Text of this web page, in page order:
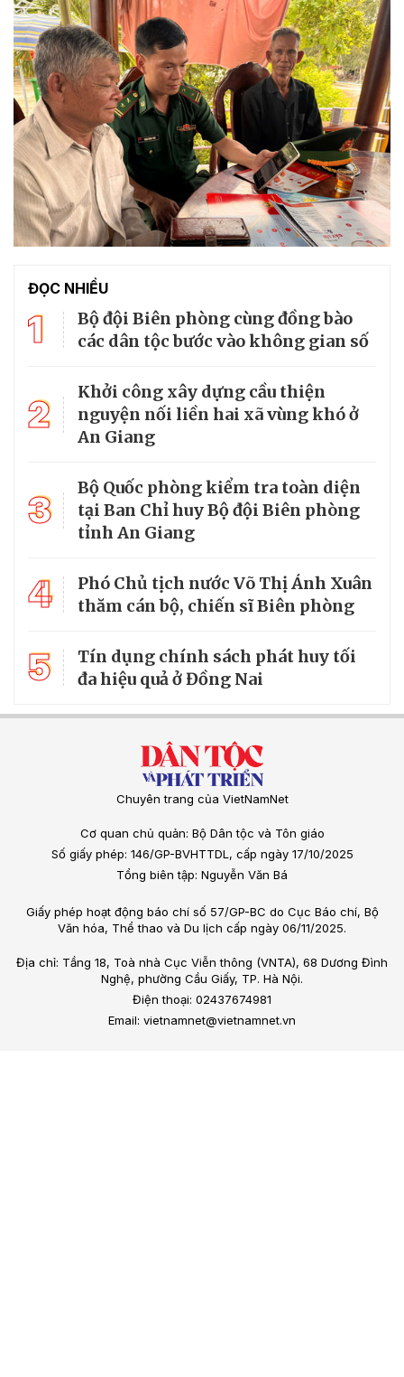
ĐỌC NHIỀU
1
Bộ đội Biên phòng cùng đồng bào
các dân tộc bước vào không gian số
2
Khởi công xây dựng cầu thiện
nguyện nối liền hai xã vùng khó ở
An Giang
3
Bộ Quốc phòng kiểm tra toàn diện
tại Ban Chỉ huy Bộ đội Biên phòng
tỉnh An Giang
4
Phó Chủ tịch nước Võ Thị Ánh Xuân
thăm cán bộ, chiến sĩ Biên phòng
5
Tín dụng chính sách phát huy tối
đa hiệu quả ở Đồng Nai
Chuyên trang của VietNamNet
Cơ quan chủ quản: Bộ Dân tộc và Tôn giáo
Số giấy phép: 146/GP-BVHTTDL, cấp ngày 17/10/2025
Tổng biên tập: Nguyễn Văn Bá
Giấy phép hoạt động báo chí số 57/GP-BC do Cục Báo chí, Bộ
Văn hóa, Thể thao và Du lịch cấp ngày 06/11/2025.
Địa chỉ: Tầng 18, Toà nhà Cục Viễn thông (VNTA), 68 Dương Đình
Nghệ, phường Cầu Giấy, TP. Hà Nội.
Điện thoại: 02437674981
Email: vietnamnet@vietnamnet.vn